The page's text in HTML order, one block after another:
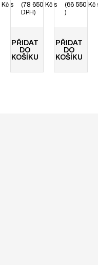
Kč s
78 650 Kčs
DPH
PŘIDAT
DO
KOŠÍKU
66 550 Kč
PŘIDAT
DO
KOŠÍKU